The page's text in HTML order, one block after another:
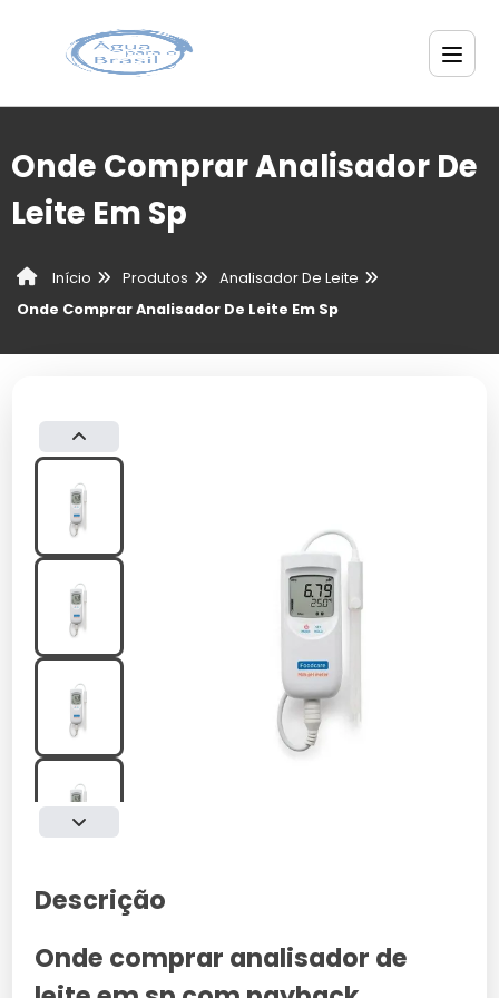
Onde Comprar Analisador De
Leite Em Sp
Início Produtos
Analisador De Leite
Onde Comprar Analisador De Leite Em Sp
Descrição
Onde comprar analisador de